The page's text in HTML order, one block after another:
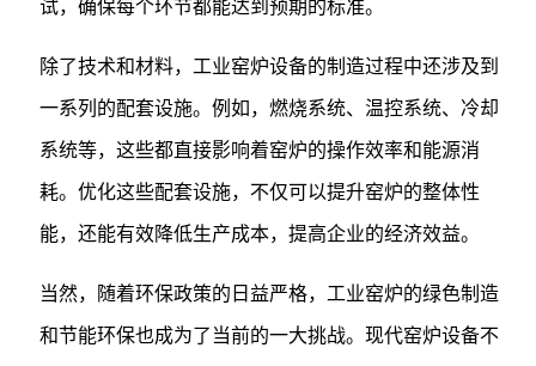
试，确保每个环节都能达到预期的标准。
除了技术和材料，工业窑炉设备的制造过程中还涉及到
一系列的配套设施。例如，燃烧系统、温控系统、冷却
系统等，这些都直接影响着窑炉的操作效率和能源消
耗。优化这些配套设施，不仅可以提升窑炉的整体性
能，还能有效降低生产成本，提高企业的经济效益。
当然，随着环保政策的日益严格，工业窑炉的绿色制造
和节能环保也成为了当前的一大挑战。现代窑炉设备不